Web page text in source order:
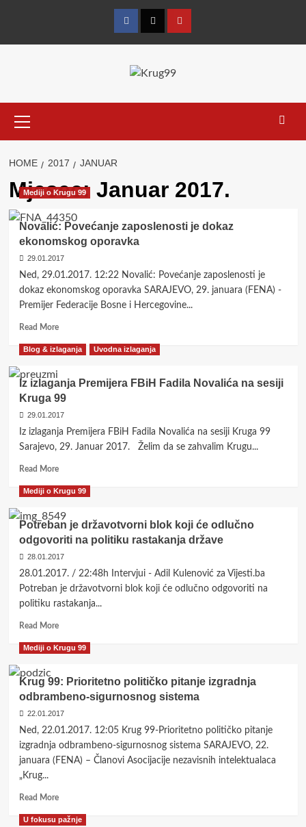
FacebookTwitterYouTube
Menu
HOME 2017 JANUAR
Mjesec: Januar 2017.
Mediji o Krugu 99
Novalić: Povećanje zaposlenosti je dokaz
ekonomskog oporavka
29.01.2017
Ned, 29.01.2017. 12:22 Novalić: Povećanje zaposlenosti je
dokaz ekonomskog oporavka SARAJEVO, 29. januara (FENA) -
Premijer Federacije Bosne i Hercegovine...
Read MoreRead
about
Povećanje
zaposlenosti
je
dokaz
ekonomskog
oporavka
Blog & izlaganja Uvodna izlaganja
Iz izlaganja Premijera FBiH Fadila Novalića na sesiji
Kruga 99
29.01.2017
Iz izlaganja Premijera FBiH Fadila Novalića na sesiji Kruga 99
Sarajevo, 29. Januar 2017. Želim da se zahvalim Krugu...
Read MoreRead
about
izlaganja
Premijera
FBiH
Fadila
Novalića
na
sesiji
99
Mediji o Krugu 99
Potreban je državotvorni blok koji će odlučno
odgovoriti na politiku rastakanja države
28.01.2017
28.01.2017. / 22:48h Intervjui - Adil Kulenović za Vijesti.ba
Potreban je državotvorni blok koji će odlučno odgovoriti na
politiku rastakanja...
Read MoreRead
about
je
blok
koji
će
odlučno
odgovoriti
Mediji o Krugu 99
Krug 99: Prioritetno političko pitanje izgradnja
odbrambeno-sigurnosnog sistema
22.01.2017
Ned, 22.01.2017. 12:05 Krug 99-Prioritetno političko pitanje
izgradnja odbrambeno-sigurnosnog sistema SARAJEVO, 22.
januara (FENA) – Članovi Asocijacije nezavisnih intelektualaca
„Krug...
Read MoreRead
about
U fokusu pažnje